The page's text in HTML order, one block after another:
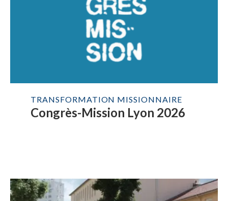
TRANSFORMATION MISSIONNAIRE
Congrès-Mission Lyon 2026